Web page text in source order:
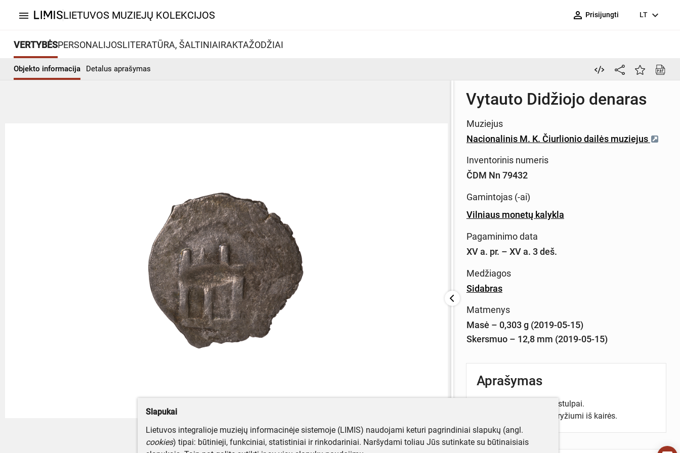
menu LIETUVOS MUZIEJŲ KOLEKCIJOS person_outline Prisijungti LT expand_more
VERTYBĖSPERSONALIJOSLITERATŪRA, ŠALTINIAIRAKTAŽODŽIAI
Objekto informacija Detalus aprašymas
Vytauto Didžiojo denaras
Muziejus
Nacionalinis M. K. Čiurlionio dailės muziejus
Inventorinis numeris
ČDM Nn 79432
Gamintojas (-ai)
Vilniaus monetų kalykla
Pagaminimo data
XV a. pr. – XV a. 3 deš.
Medžiagos
Sidabras
Matmenys
Masė – 0,303 g (2019-05-15)
Skersmuo – 12,8 mm (2019-05-15)
Aprašymas
Aversas: Gediminaičių stulpai.
Reversas: Ietigalis su kryžiumi iš kairės.
Slapukai
Lietuvos integralioje muziejų informacinėje sistemoje (LIMIS) naudojami keturi pagrindiniai slapukų (angl.
cookies) tipai: būtinieji, funkciniai, statistiniai ir rinkodariniai. Naršydami toliau Jūs sutinkate su būtinaisiais